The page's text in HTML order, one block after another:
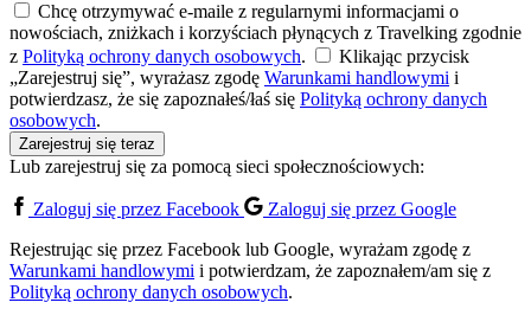
Chcę otrzymywać e-maile z regularnymi informacjami o
nowościach, zniżkach i korzyściach płynących z Travelking zgodnie
z Polityką ochrony danych osobowych.
Klikając przycisk
„Zarejestruj się”, wyrażasz zgodę Warunkami handlowymi i
potwierdzasz, że się zapoznałeś/łaś się Polityką ochrony danych
osobowych.
Zarejestruj się teraz
Lub zarejestruj się za pomocą sieci społecznościowych:
Zaloguj się przez Facebook
Zaloguj się przez Google
Rejestrując się przez Facebook lub Google, wyrażam zgodę z
Warunkami handlowymi i potwierdzam, że zapoznałem/am się z
Polityką ochrony danych osobowych.